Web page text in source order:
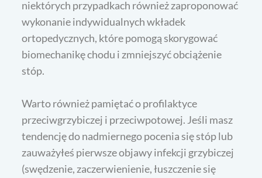
niektórych przypadkach również zaproponować
wykonanie indywidualnych wkładek
ortopedycznych, które pomogą skorygować
biomechanikę chodu i zmniejszyć obciążenie
stóp.
Warto również pamiętać o profilaktyce
przeciwgrzybiczej i przeciwpotowej. Jeśli masz
tendencję do nadmiernego pocenia się stóp lub
zauważyłeś pierwsze objawy infekcji grzybiczej
(swędzenie, zaczerwienienie, łuszczenie się